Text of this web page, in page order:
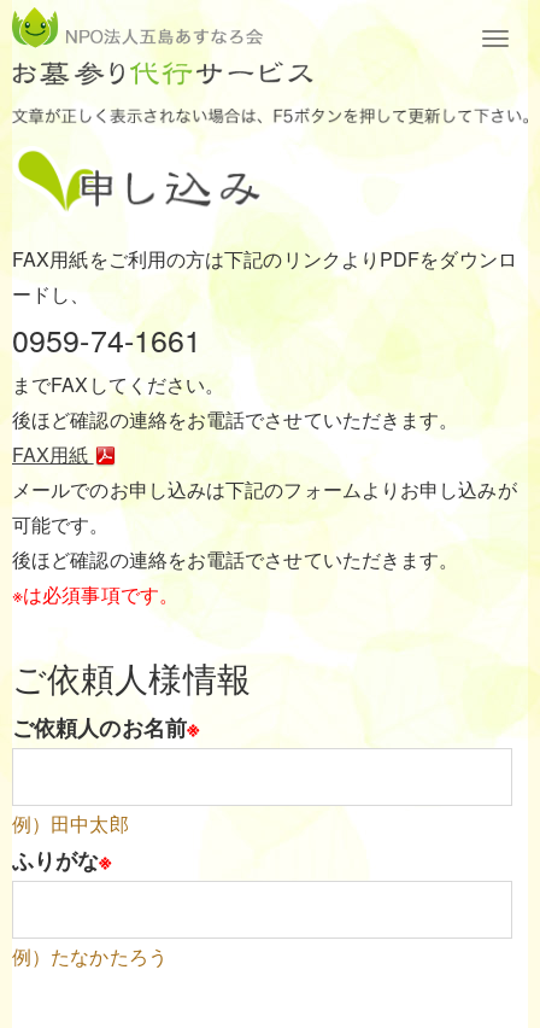
FAX用紙をご利用の方は下記のリンクよりPDFをダウンロ
ードし、
0959-74-1661
までFAXしてください。
後ほど確認の連絡をお電話でさせていただきます。
FAX用紙
メールでのお申し込みは下記のフォームよりお申し込みが
可能です。
後ほど確認の連絡をお電話でさせていただきます。
※は必須事項です。
ご依頼人様情報
ご依頼人のお名前※
例）田中太郎
ふりがな※
例）たなかたろう